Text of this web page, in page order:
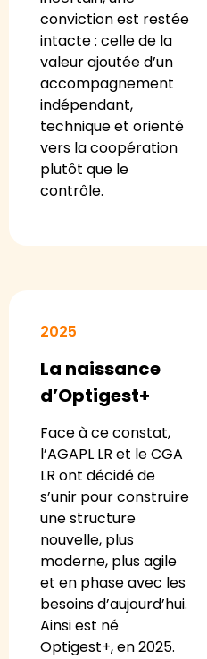
conviction est restée
intacte : celle de la
valeur ajoutée d’un
accompagnement
indépendant,
technique et orienté
vers la coopération
plutôt que le
contrôle.
2025
La naissance
d’Optigest+
Face à ce constat,
l’AGAPL LR et le CGA
LR ont décidé de
s’unir pour construire
une structure
nouvelle, plus
moderne, plus agile
et en phase avec les
besoins d’aujourd’hui.
Ainsi est né
Optigest+, en 2025.